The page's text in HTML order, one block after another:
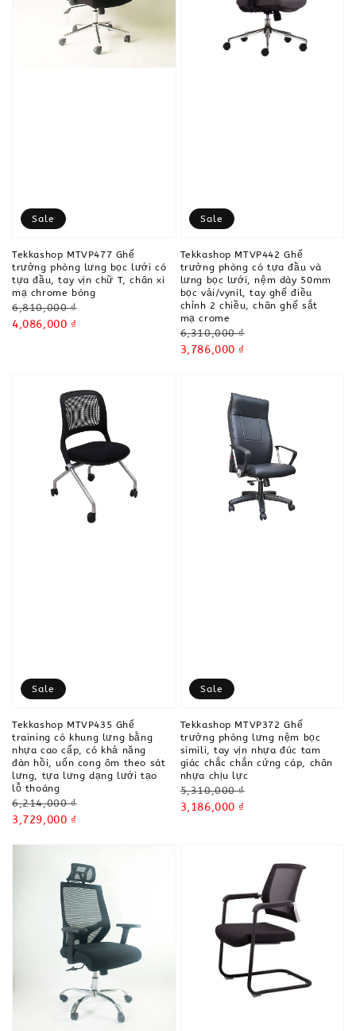
Sale
Tekkashop MTVP477 Ghế
trưởng phòng lưng bọc lưới có
tựa đầu, tay vịn chữ T, chân xi
mạ chrome bóng
Regular
price
6,810,000 ₫
Sale
4,086,000 ₫
Sale
Tekkashop MTVP442 Ghế
trưởng phòng có tựa đầu và
lưng bọc lưới, nệm dày 50mm
bọc vải/vynil, tay ghế điều
chỉnh 2 chiều, chân ghế sắt
mạ crome
Regular
price
6,310,000 ₫
Sale
3,786,000 ₫
Sale
Tekkashop MTVP435 Ghế
training có khung lưng bằng
nhựa cao cấp, có khả năng
đàn hồi, uốn cong ôm theo sát
lưng, tựa lưng dạng lưới tạo
lỗ thoáng
Regular
price
6,214,000 ₫
Sale
3,729,000 ₫
Sale
Tekkashop MTVP372 Ghế
trưởng phòng lưng nệm bọc
simili, tay vịn nhựa đúc tam
giác chắc chắn cứng cáp, chân
nhựa chịu lực
Regular
price
5,310,000 ₫
Sale
3,186,000 ₫